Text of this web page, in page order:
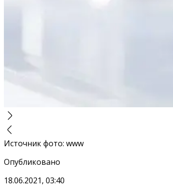
Источник фото: www
Опубликовано
18.06.2021, 03:40